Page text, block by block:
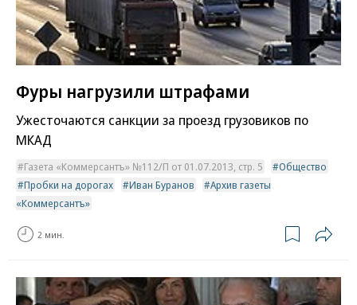
Фуры нагрузили штрафами
Ужесточаются санкции за проезд грузовиков по
МКАД
Газета «Коммерсантъ» №112/П от 01.07.2013, стр. 5
Общество
Пробки на дорогах
Иван Буранов
Архив газеты
«Коммерсантъ»
2 мин.